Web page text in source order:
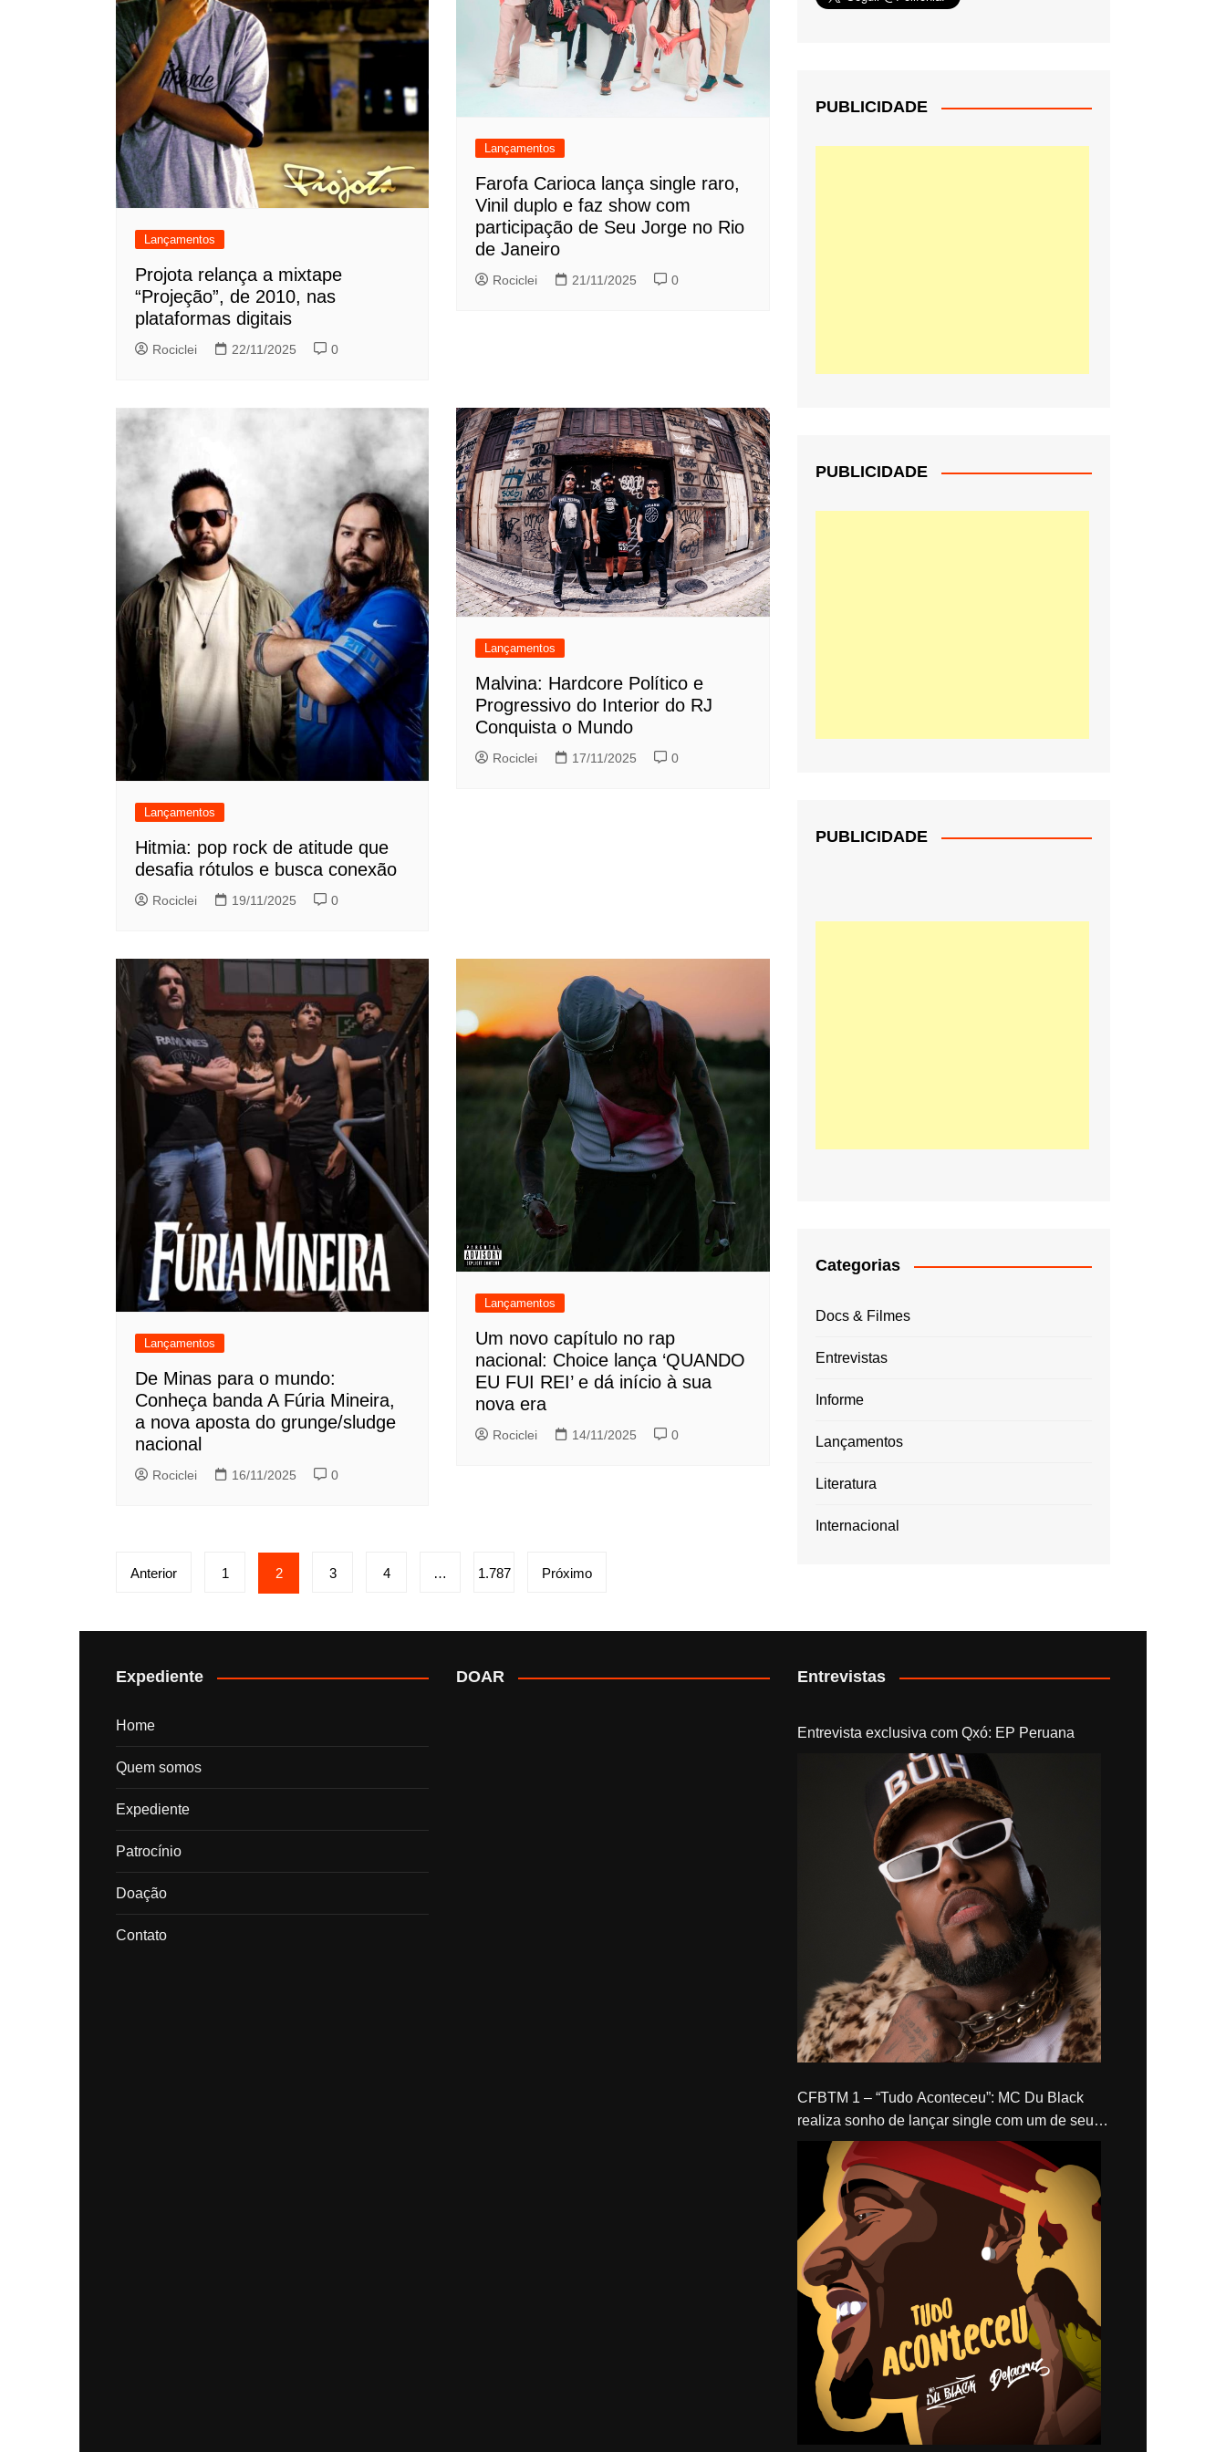
Lançamentos
Projota relança a mixtape
“Projeção”, de 2010, nas
plataformas digitais
Rociclei 22/11/2025 0
Lançamentos
Farofa Carioca lança single raro,
Vinil duplo e faz show com
participação de Seu Jorge no Rio
de Janeiro
Rociclei 21/11/2025 0
Lançamentos
Hitmia: pop rock de atitude que
desafia rótulos e busca conexão
Rociclei 19/11/2025 0
Lançamentos
Malvina: Hardcore Político e
Progressivo do Interior do RJ
Conquista o Mundo
Rociclei 17/11/2025 0
Lançamentos
De Minas para o mundo:
Conheça banda A Fúria Mineira,
a nova aposta do grunge/sludge
nacional
Rociclei 16/11/2025 0
Lançamentos
Um novo capítulo no rap
nacional: Choice lança ‘QUANDO
EU FUI REI’ e dá início à sua
nova era
Rociclei 14/11/2025 0
Paginação
posts
Anterior 1 2 3 4 … 1.787 Próximo
PUBLICIDADE
PUBLICIDADE
PUBLICIDADE
Categorias
Docs & Filmes
Entrevistas
Informe
Lançamentos
Literatura
Internacional
Expediente
Home
Quem somos
Expediente
Patrocínio
Doação
Contato
DOAR Entrevistas
Entrevista exclusiva com Qxó: EP Peruana
CFBTM 1 – “Tudo Aconteceu”: MC Du Black
realiza sonho de lançar single com um de seus
ídolos, Delacruz